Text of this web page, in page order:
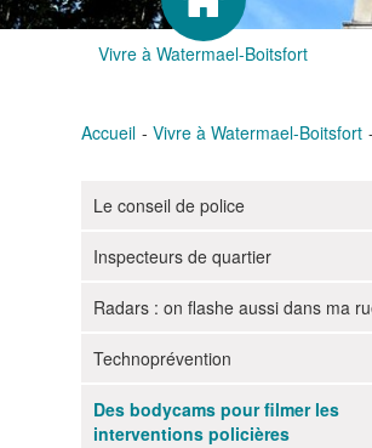
Vivre à Watermael-Boitsfort
Accueil Vivre à Watermael-Boitsfort
N
v
i
a
i
Le conseil de police
Inspecteurs de quartier
Radars : on flashe aussi dans ma
Technoprévention
Des bodycams pour filmer les
interventions policières